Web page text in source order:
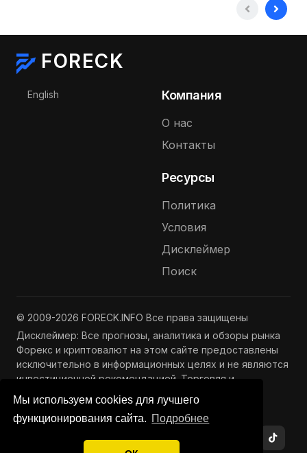
Мы используем cookies для лучшего
функционирования сайта. Подробнее
FORECK
Выберите язык
English Компания
О нас
Контакты
Ресурсы
Политика
Условия
Дисклеймер
Поиск
© 2009-2026 FORECK.INFO Все права защищены
Дисклеймер: Все прогнозы, аналитика и обзоры рынка
Форекс и криптовалют на этом сайте предоставлены
исключительно в информационных целях и не являются
инвестиционной рекомендацией. Торговля и
инвестиции связаны с риском потери капитала.
Подробнее —Полный дисклеймер